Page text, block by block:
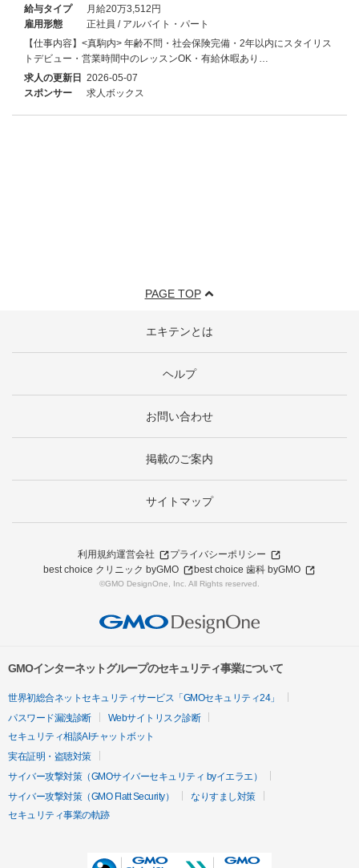
給与タイプ
月給20万3,512円
雇用形態
正社員 / アルバイト・パート
【仕事内容】<真駒内> 年齢不問・社会保険完備・2年以内にスタイリス
トデビュー・営業時間中のレッスンOK・有給休暇あり…
求人の更新日 2026-05-07
スポンサー
求人ボックス
PAGE TOP
エキテンとは
ヘルプ
お問い合わせ
掲載のご案内
サイトマップ
利用規約運営会社
プライバシーポリシー
best choice クリニック byGMO
best choice 歯科 byGMO
©GMO DesignOne, Inc. All Rights reserved.
GMOインターネットグループのセキュリティ事業について
世界初総合ネットセキュリティサービス「GMOセキュリティ24」
パスワード漏洩診断
Webサイトリスク診断
セキュリティ相談AIチャットボット
実在証明・盗聴対策
サイバー攻撃対策（GMOサイバーセキュリティ byイエラエ）
サイバー攻撃対策（GMO Flatt Security）
なりすまし対策
セキュリティ事業の軌跡